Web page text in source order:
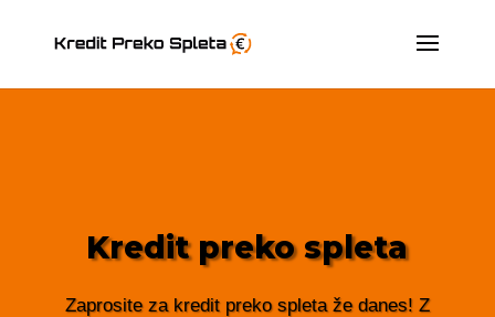
Kredit preko spleta
Zaprosite za kredit preko spleta že danes! Z